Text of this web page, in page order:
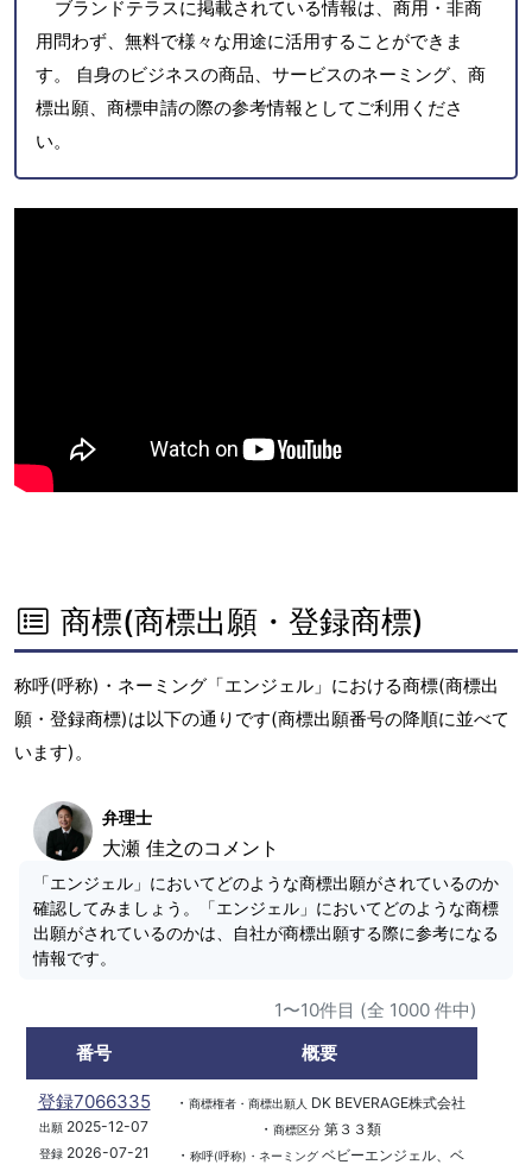
ブランドテラスに掲載されている情報は、商用・非商
用問わず、無料で様々な用途に活用することができま
す。 自身のビジネスの商品、サービスのネーミング、商
標出願、商標申請の際の参考情報としてご利用くださ
い。
商標(商標出願・登録商標)
称呼(呼称)・ネーミング「エンジェル」における商標(商標出
願・登録商標)は以下の通りです(商標出願番号の降順に並べて
います)。
弁理士
大瀬 佳之のコメント
「エンジェル」においてどのような商標出願がされているのか
確認してみましょう。「エンジェル」においてどのような商標
出願がされているのかは、自社が商標出願する際に参考になる
情報です。
1〜10件目 (全 1000 件中)
番号
概要
登録7066335
出願 2025-12-07
登録2026-07-21
・ 商標権者・商標出願人
DK BEVERAGE株式会社
・ 商標区分第３３類
・ 称呼(呼称)・ネーミングベビーエンジェル、ベ